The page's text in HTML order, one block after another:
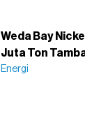
Weda Bay
Juta Ton
Energi